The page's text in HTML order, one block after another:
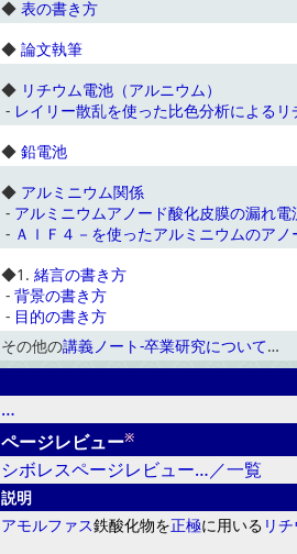
◆ 表の書き方
◆ 論文執筆
◆ リチウム電池（アルニウム）
- レイリー散乱を使った比色分析による
◆ 鉛電池
◆ アルミニウム関係
- アルミニウムアノード酸化皮膜の漏れ電
- ＡｌＦ４－を使ったアルミニウムのアノ
◆1. 緒言の書き方
- 背景の書き方
- 目的の書き方
その他の講義ノート-卒業研究について…
…
ページレビュー※
シボレスページレビュー…／一覧
説明
アモルファス鉄酸化物を正極に用いる リ